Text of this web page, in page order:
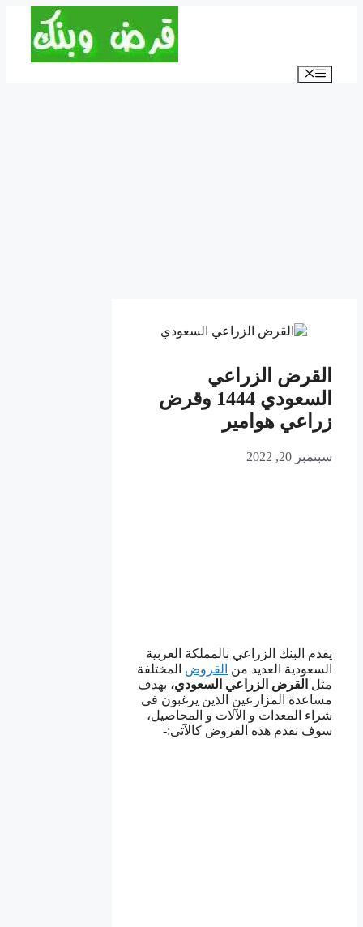
القائمة
القرض الزراعي
السعودي 1444 وقرض
زراعي هوامير
سبتمبر 20, 2022
يقدم البنك الزراعي بالمملكة العربية
السعودية العديد من القروض المختلفة
مثل القرض الزراعي السعودي، بهدف
مساعدة المزارعين الذين يرغبون فى
شراء المعدات و الآلات و المحاصيل،
سوف نقدم هذه القروض كالآتى:-